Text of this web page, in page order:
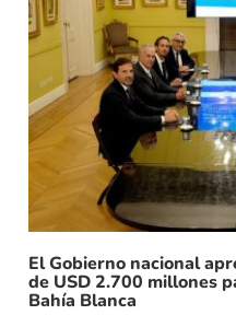
El Gobierno nacional
de USD 2.700 millones
Bahía Blanca